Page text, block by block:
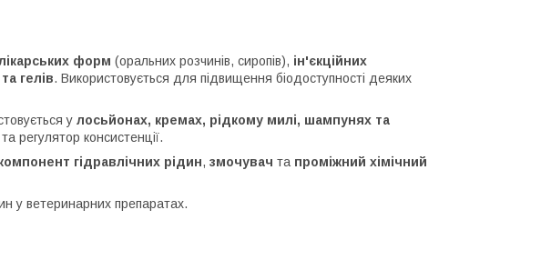
форм (оральних розчинів, сиропів), ін'єкційних
гелів. Використовується для підвищення біодоступності деяких
у лосьйонах, кремах, рідкому милі, шампунях та
регулятор консистенції.
гідравлічних рідин, змочувач та проміжний хімічний
у ветеринарних препаратах.